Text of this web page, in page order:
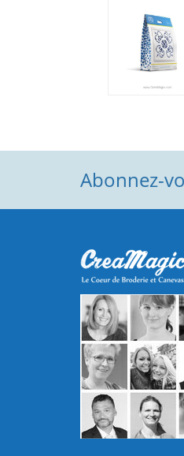
Abonnez-